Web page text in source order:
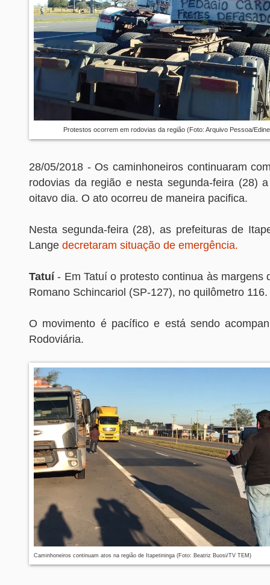
Protestos ocorrem em rodovias da região (Foto: Arquivo Pessoa/
28/05/2018 - Os caminhoneiros continuaram
rodovias da região e nesta segunda-feira (28)
oitavo dia. O ato ocorreu de maneira pacifica.
Nesta segunda-feira (28), as prefeituras de
Lange decretaram situação de emergência.
Tatuí- Em Tatuí o protesto continua às margens
Romano Schincariol (SP-127), no quilômetro 116.
O movimento é pacífico e está sendo
Rodoviária.
Caminhoneiros continuam atos na região de Itapetininga (Foto: Beatriz Buosi/TV TEM)